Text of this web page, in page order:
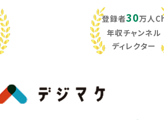
登録者30万人
年収チャンネル
ディレクター